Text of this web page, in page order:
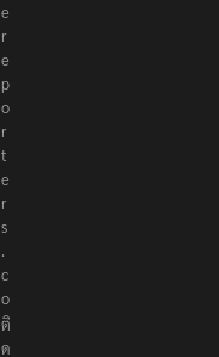
e
r
e
p
o
r
t
e
r
s
.
c
o
ติ
ด